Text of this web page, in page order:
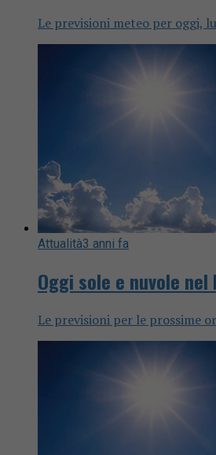
Le previsioni meteo per oggi,
Attualità3 anni fa
Oggi sole e nuvole
Le previsioni per le prossime